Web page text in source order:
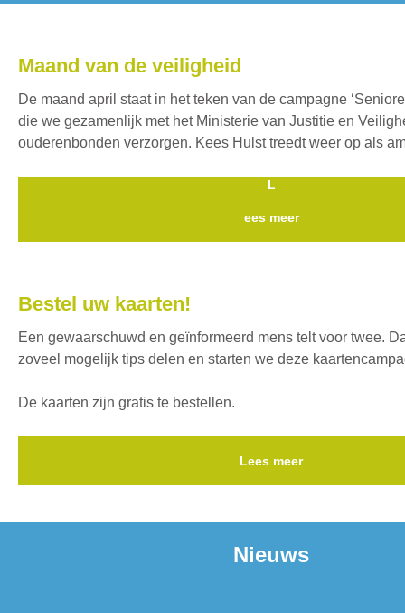
Maand van de veiligheid
De maand april staat in het teken van de campagne
die we gezamenlijk met het Ministerie van Justitie en
ouderenbonden verzorgen. Kees Hulst treedt weer op als
L
ees meer
Bestel uw kaarten!
Een gewaarschuwd en geïnformeerd mens telt voor twee.
zoveel mogelijk tips delen en starten we deze
De kaarten zijn gratis te bestellen.
Lees meer
Nieuws